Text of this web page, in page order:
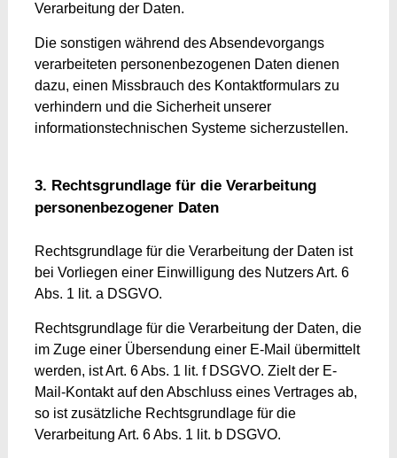
Verarbeitung der Daten.
Die sonstigen während des Absendevorgangs
verarbeiteten personenbezogenen Daten dienen
dazu, einen Missbrauch des Kontaktformulars zu
verhindern und die Sicherheit unserer
informationstechnischen Systeme sicherzustellen.
3. Rechtsgrundlage für die Verarbeitung
personenbezogener Daten
Rechtsgrundlage für die Verarbeitung der Daten ist
bei Vorliegen einer Einwilligung des Nutzers Art. 6
Abs. 1 lit. a DSGVO.
Rechtsgrundlage für die Verarbeitung der Daten, die
im Zuge einer Übersendung einer E-Mail übermittelt
werden, ist Art. 6 Abs. 1 lit. f DSGVO. Zielt der E-
Mail-Kontakt auf den Abschluss eines Vertrages ab,
so ist zusätzliche Rechtsgrundlage für die
Verarbeitung Art. 6 Abs. 1 lit. b DSGVO.